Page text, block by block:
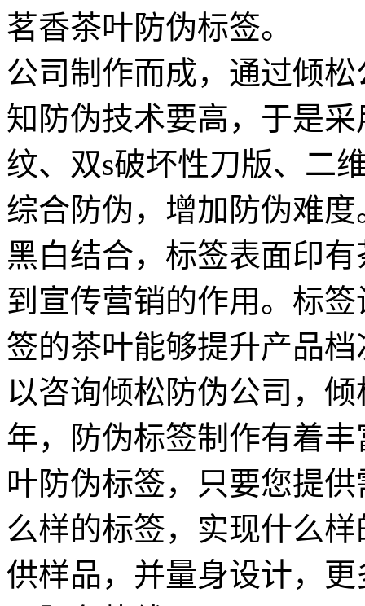
茗香茶叶防伪标签。
公司制作而成，通过倾
知防伪技术要高，于是
纹、双s破坏性刀版、二
综合防伪，增加防伪难
黑白结合，标签表面印
到宣传营销的作用。标
签的茶叶能够提升产品
以咨询倾松防伪公司，
年，防伪标签制作有着
叶防伪标签，只要您提
么样的标签，实现什么
供样品，并量身设计，